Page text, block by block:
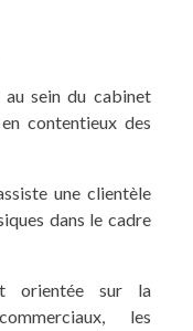
au sein du cabinet
contentieux des
une clientèle
dans le cadre
orientée sur la
les